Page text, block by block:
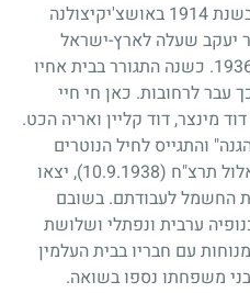
1914 באושצ'יקיצולנה
יעקב שעלה לארץ-ישראל
. כשנה התגורר בבית אחיו
עבר לרחובות. כאן חי חיי
מינצר, דוד קליין ואריה הכט.
והתגייס לחיל הנוטרים
תרצ"ח (10.9.1938)
, יצאו
החשמל לעבודתם. בשובם
ערבית ונפתלי ושלושת
עם חבריו בבית העלמין
משפחתו נספו בשואה.